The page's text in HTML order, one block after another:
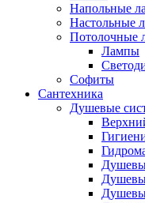
Напольные
Настольные
Потолочные
Лампы
Софиты
Сантехника
Душевые